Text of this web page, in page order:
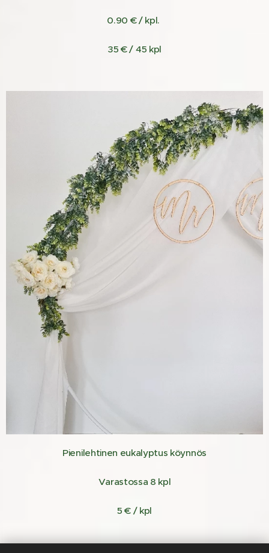
0.90 € / kpl.
35 € / 45 kpl
Pienilehtinen eukalyptus köynnös
Varastossa 8 kpl
5 € / kpl